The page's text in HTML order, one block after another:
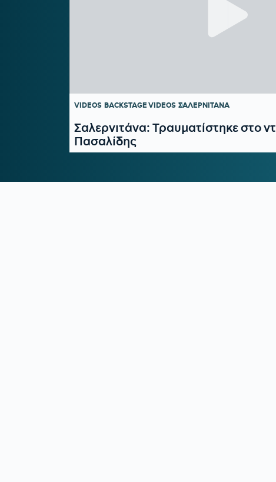
VIDEOS BACKSTAGE VIDEOS ΣΑΛΕΡΝΙΤΑΝΑ
Σαλερνιτάνα: Τραυματίστηκε στο
Πασαλίδης